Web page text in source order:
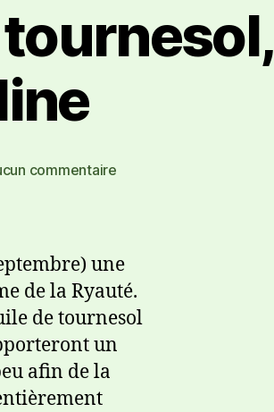
commentaire
une
de la Ryauté.
de tournesol
un
afin de la